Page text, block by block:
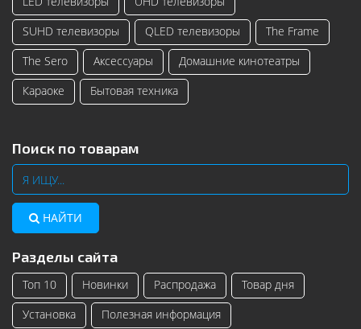
SUHD телевизоры
QLED телевизоры
The Frame
The Sero
Аксессуары
Домашние кинотеатры
Караоке
Бытовая техника
Поиск по товарам
НАЙТИ
Разделы сайта
Топ 10 Новинки Распродажа
Товар дня
Установка
Полезная информация